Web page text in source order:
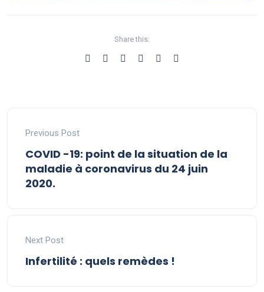
Share this:
Previous Post
COVID -19: point de la situation de la
maladie à coronavirus du 24 juin
2020.
Next Post
Infertilité : quels remèdes !